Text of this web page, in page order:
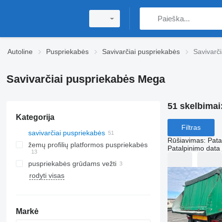
Autoline Puspriekabės Savivarčiai puspriekabės
Savivarčiai puspriekabės Mega
Kategorija
savivarčiai puspriekabės
žemų profilių platformos puspriekabės
puspriekabės grūdams vežti
rodyti visas
Markė
51
Filtras
Rūšiavimas:
Patalpinimo data